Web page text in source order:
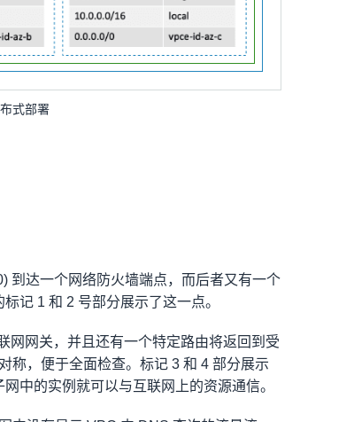
式部署
到达一个网络防火墙端点，而后者又有一个
记 1 和 2 号部分展示了这一点。
网网关，并且还有一个特定路由将返回到受
称，便于全面检查。标记 3 和 4 部分展示
中的实例就可以与互联网上的资源通信。